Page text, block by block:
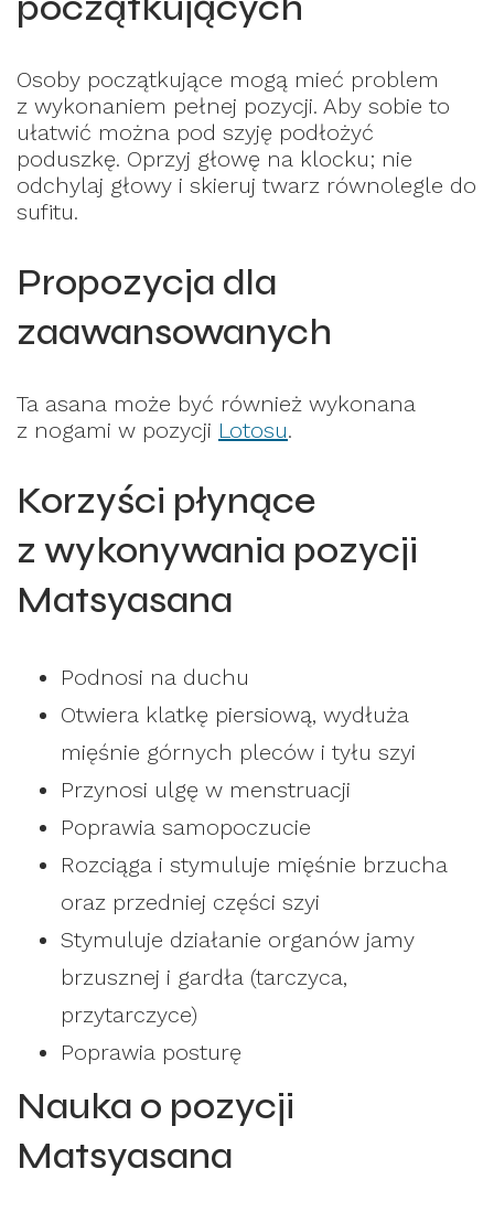
Osoby początkujące mogą mieć problem
z wykonaniem pełnej pozycji. Aby sobie to
ułatwić można pod szyję podłożyć
poduszkę. Oprzyj głowę na klocku; nie
odchylaj głowy i skieruj twarz równolegle do
sufitu.
Propozycja dla
zaawansowanych
Ta asana może być również wykonana
z nogami w pozycji Lotosu.
Korzyści płynące
z wykonywania pozycji
Matsyasana
Podnosi na duchu
Otwiera klatkę piersiową, wydłuża
mięśnie górnych pleców i tyłu szyi
Przynosi ulgę w menstruacji
Poprawia samopoczucie
Rozciąga i stymuluje mięśnie brzucha
oraz przedniej części szyi
Stymuluje działanie organów jamy
brzusznej i gardła (tarczyca,
przytarczyce)
Poprawia posturę
Nauka o pozycji
Matsyasana